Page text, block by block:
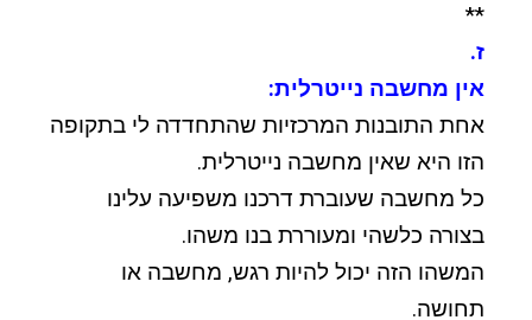
**
ז.
אין מחשבה נייטרלית:
אחת התובנות המרכזיות שהתחדדה לי בתקופה
הזו היא שאין מחשבה נייטרלית.
כל מחשבה שעוברת דרכנו משפיעה עלינו
בצורה כלשהי ומעוררת בנו משהו.
המשהו הזה יכול להיות רגש, מחשבה או
תחושה.